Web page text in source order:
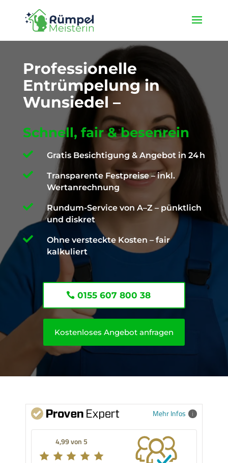
★ 4,9 / 5 ProvenExpert ✓ Deutschlandweit unterwegs ✉️
info@die-ruempelmeisterin.com
Professionelle
Entrümpelung in
Wunsiedel –
Schnell, fair & besenrein
 Gratis Besichtigung & Angebot in 24 h

Transparente Festpreise – inkl.
Wertanrechnung

Rundum-Service von A–Z – pünktlich
und diskret

Ohne versteckte Kosten – fair
kalkuliert
0155 607 800 38
Kostenloses Angebot anfragen
Mehr Infos
4,99 von 5